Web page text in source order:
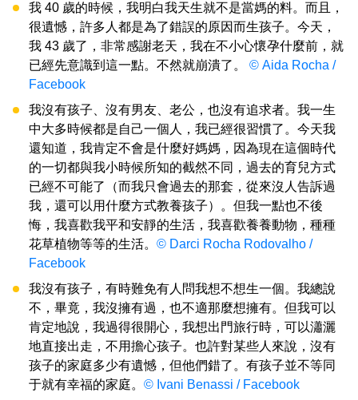
我 40 歲的時候，我明白我天生就不是當媽的料。而且，
很遺憾，許多人都是為了錯誤的原因而生孩子。今天，
我 43 歲了，非常感謝老天，我在不小心懷孕什麼前，就
已經先意識到這一點。不然就崩潰了。 © Aida Rocha /
Facebook
我沒有孩子、沒有男友、老公，也沒有追求者。我一生
中大多時候都是自己一個人，我已經很習慣了。今天我
還知道，我肯定不會是什麼好媽媽，因為現在這個時代
的一切都與我小時候所知的截然不同，過去的育兒方式
已經不可能了（而我只會過去的那套，從來沒人告訴過
我，還可以用什麼方式教養孩子）。但我一點也不後
悔，我喜歡我平和安靜的生活，我喜歡養養動物，種種
花草植物等等的生活。 © Darci Rocha Rodovalho /
Facebook
我沒有孩子，有時難免有人問我想不想生一個。我總說
不，畢竟，我沒擁有過，也不適那麼想擁有。但我可以
肯定地說，我過得很開心，我想出門旅行時，可以瀟灑
地直接出走，不用擔心孩子。也許對某些人來說，沒有
孩子的家庭多少有遺憾，但他們錯了。有孩子並不等同
于就有幸福的家庭。 © Ivani Benassi / Facebook